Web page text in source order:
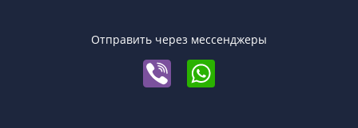
Отправить через мессенджеры